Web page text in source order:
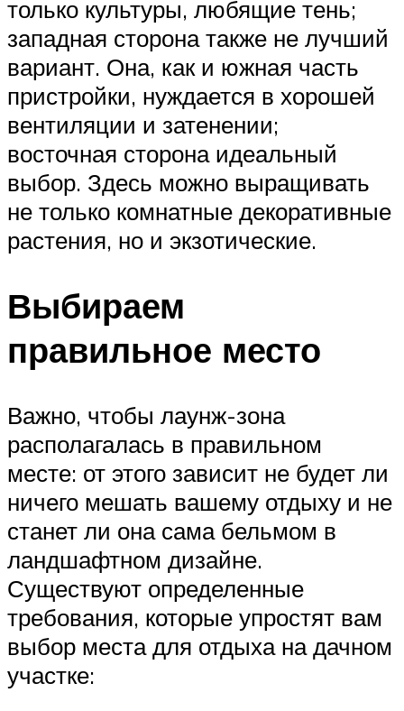
только культуры, любящие тень;
западная сторона также не лучший
вариант. Она, как и южная часть
пристройки, нуждается в хорошей
вентиляции и затенении;
восточная сторона идеальный
выбор. Здесь можно выращивать
не только комнатные декоративные
растения, но и экзотические.
Выбираем
правильное место
Важно, чтобы лаунж-зона
располагалась в правильном
месте: от этого зависит не будет ли
ничего мешать вашему отдыху и не
станет ли она сама бельмом в
ландшафтном дизайне.
Существуют определенные
требования, которые упростят вам
выбор места для отдыха на дачном
участке: